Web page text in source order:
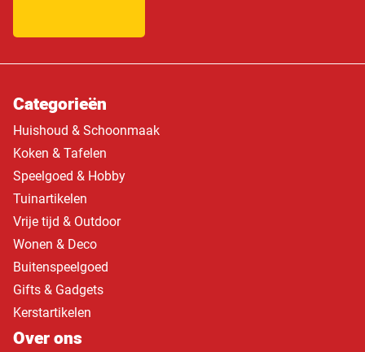
Categorieën
Huishoud & Schoonmaak
Koken & Tafelen
Speelgoed & Hobby
Tuinartikelen
Vrije tijd & Outdoor
Wonen & Deco
Buitenspeelgoed
Gifts & Gadgets
Kerstartikelen
Over ons